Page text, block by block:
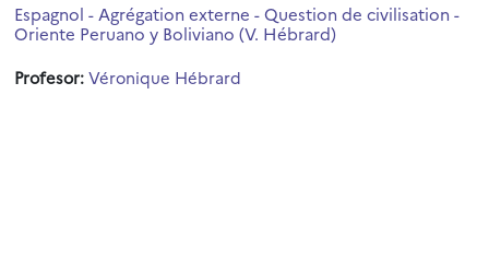
Espagnol - Agrégation externe - Question de civilisation -
Oriente Peruano y Boliviano (V. Hébrard)
Profesor:Véronique Hébrard